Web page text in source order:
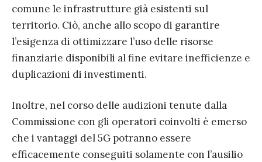
comune le infrastrutture già esistenti sul
territorio. Ciò, anche allo scopo di garantire
l’esigenza di ottimizzare l’uso delle risorse
finanziarie disponibili al fine evitare inefficienze e
duplicazioni di investimenti.
Inoltre, nel corso delle audizioni tenute dalla
Commissione con gli operatori coinvolti è emerso
che i vantaggi del 5G potranno essere
efficacemente conseguiti solamente con l’ausilio